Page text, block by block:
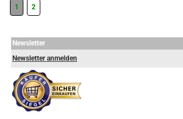
1 2
Newsletter
Newsletter anmelden